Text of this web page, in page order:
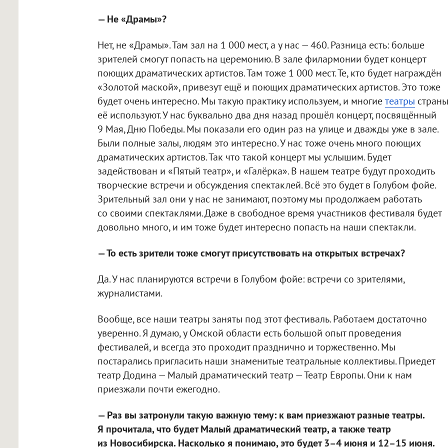
— Не «Драмы»?
Нет, не «Драмы». Там зал на 1 000 мест, а у нас — 460. Разница есть: больше
зрителей смогут попасть на церемонию. В зале филармонии будет концерт
поющих драматических артистов. Там тоже 1 000 мест. Те, кто будет награждён
«Золотой маской», привезут ещё и поющих драматических артистов. Это тоже
будет очень интересно. Мы такую практику используем, и многиетеатры страны
её используют. У нас буквально два дня назад прошёл концерт, посвящённый
9 Мая, Дню Победы. Мы показали его один раз на улице и дважды уже в зале.
Были полные залы, людям это интересно. У нас тоже очень много поющих
драматических артистов. Так что такой концерт мы услышим. Будет
задействован и «Пятый театр», и «Галёрка». В нашем театре будут проходить
творческие встречи и обсуждения спектаклей. Всё это будет в Голубом фойе.
Зрительный зал они у нас не занимают, поэтому мы продолжаем работать
со своими спектаклями. Даже в свободное время участников фестиваля будет
довольно много, и им тоже будет интересно попасть на наши спектакли.
— То есть зрители тоже смогут присутствовать на открытых встречах?
Да. У нас планируются встречи в Голубом фойе: встречи со зрителями,
журналистами.
Вообще, все наши театры заняты под этот фестиваль. Работаем достаточно
уверенно. Я думаю, у Омской области есть большой опыт проведения
фестивалей, и всегда это проходит празднично и торжественно. Мы
постарались пригласить наши знаменитые театральные коллективы. Приедет
театр Додина — Малый драматический театр — Театр Европы. Они к нам
приезжали почти ежегодно.
— Раз вы затронули такую важную тему: к вам приезжают разные театры.
Я прочитала, что будет Малый драматический театр, а также театр
из Новосибирска. Насколько я понимаю, это будет 3–4 июня и 12–15 июня.